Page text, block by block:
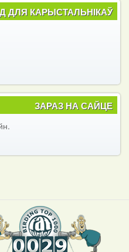
ДЛЯ КАРЫСТАЛЬНІКАЎ
ЗАРАЗ НА САЙЦЕ